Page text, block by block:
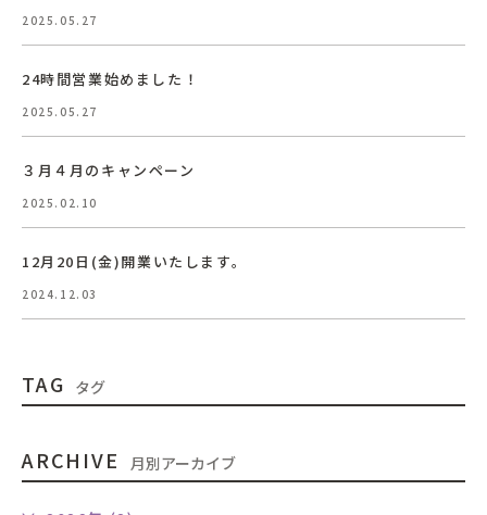
2025.05.27
24時間営業始めました！
2025.05.27
３月４月のキャンペーン
2025.02.10
12月20日(金)開業いたします。
2024.12.03
TAG タグ
ARCHIVE 月別アーカイブ